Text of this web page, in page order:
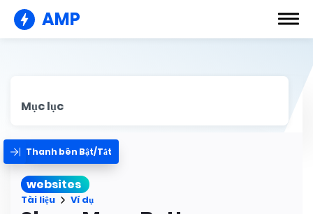
AMP
Mục lục
Thanh bên Bật/Tắt
websites
Tài liệu Ví dụ